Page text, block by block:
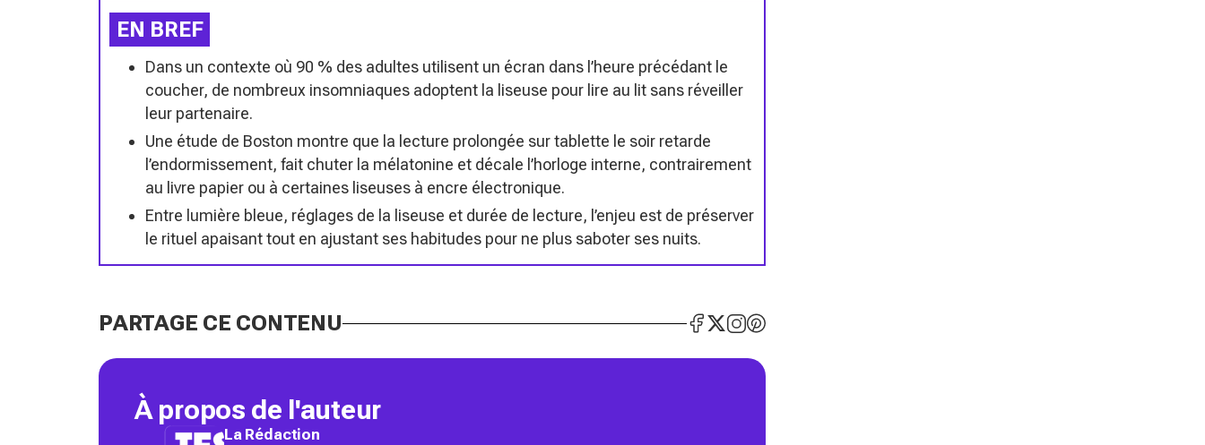
EN BREF
Dans un contexte où 90 % des adultes utilisent un écran dans l’heure précédant le
coucher, de nombreux insomniaques adoptent la liseuse pour lire au lit sans réveiller
leur partenaire.
Une étude de Boston montre que la lecture prolongée sur tablette le soir retarde
l’endormissement, fait chuter la mélatonine et décale l’horloge interne, contrairement
au livre papier ou à certaines liseuses à encre électronique.
Entre lumière bleue, réglages de la liseuse et durée de lecture, l’enjeu est de préserver
le rituel apaisant tout en ajustant ses habitudes pour ne plus saboter ses nuits.
PARTAGE CE CONTENU
À propos de l'auteur
La Rédaction